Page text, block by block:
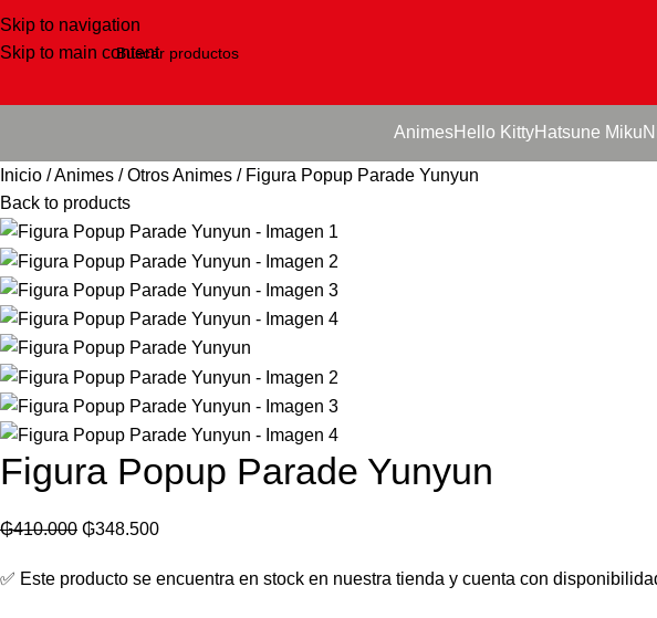
Skip to navigation
Skip to main content
AnimesHello KittyHatsune Miku
Inicio Animes Otros Animes
Figura Popup Parade Yunyun
Back to products
Figura Popup Parade Yunyun
₲410.000 ₲348.500
✅ Este producto se encuentra en stock en nuestra tienda y cuenta con